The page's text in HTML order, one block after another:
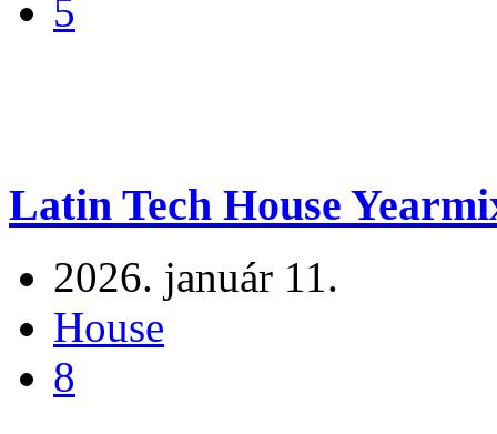
5
Latin Tech House
2026. január 11.
House
8